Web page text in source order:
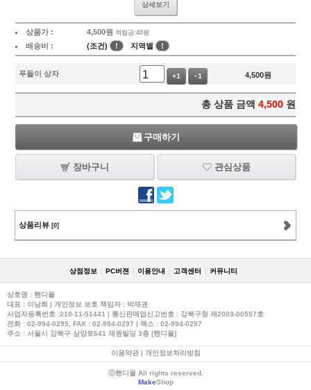
상세보기
상품가 : 4,500원 적립금:40원
배송비 : (조건) ! 지역별 !
푸들이 상자 +1 -1 4,500원
총 상품 금액 4,500 원
구매하기
장바구니 관심상품
상품리뷰 [0]
상점정보 PC버젼 이용안내 고객센터 커뮤니티
상호명 : 핸디몰
대표 : 이남희 | 개인정보 보호 책임자 : 박재권
사업자등록번호 :210-11-51441 | 통신판매업신고번호 : 강북구청 제2003-00557호
전화 : 02-994-0295 , FAX : 02-994-0297 | 팩스 : 02-994-0297
주소 : 서울시 강북구 삼양로641 재원빌딩 3층 [핸디몰]
이용약관| 개인정보처리방침
ⓒ핸디몰 All rights reserved.
MakeShop